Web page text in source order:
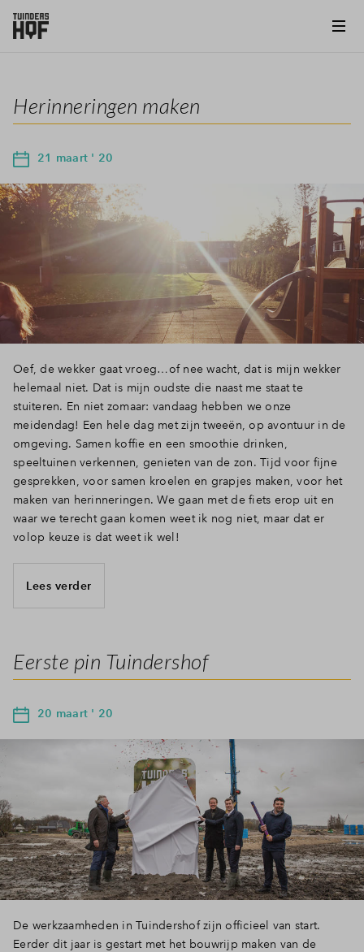
Herinneringen maken
21 maart ' 20
Oef, de wekker gaat vroeg…of nee wacht, dat is mijn wekker
helemaal niet. Dat is mijn oudste die naast me staat te
stuiteren. En niet zomaar: vandaag hebben we onze
meidendag! Een hele dag met zijn tweeën, op avontuur in de
omgeving. Samen koffie en een smoothie drinken,
speeltuinen verkennen, genieten van de zon. Tijd voor fijne
gesprekken, voor samen kroelen en grapjes maken, voor het
maken van herinneringen. We gaan met de fiets erop uit en
waar we terecht gaan komen weet ik nog niet, maar dat er
volop keuze is dat weet ik wel!
Lees verder
Eerste pin Tuindershof
20 maart ' 20
De werkzaamheden in Tuindershof zijn officieel van start.
Eerder dit jaar is gestart met het bouwrijp maken van de